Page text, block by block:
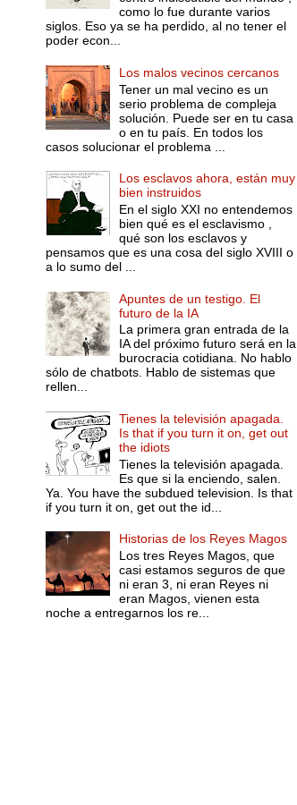
como lo fue durante varios
siglos. Eso ya se ha perdido, al no tener el
poder econ...
Los malos vecinos cercanos
Tener un mal vecino es un
serio problema de compleja
solución. Puede ser en tu casa
o en tu país. En todos los
casos solucionar el problema ...
Los esclavos ahora, están muy
bien instruidos
En el siglo XXI no entendemos
bien qué es el esclavismo ,
qué son los esclavos y
pensamos que es una cosa del siglo XVIII o
a lo sumo del ...
Apuntes de un testigo. El
futuro de la IA
La primera gran entrada de la
IA del próximo futuro será en la
burocracia cotidiana. No hablo
sólo de chatbots. Hablo de sistemas que
rellen...
Tienes la televisión apagada.
Is that if you turn it on, get out
the idiots
Tienes la televisión apagada.
Es que si la enciendo, salen.
Ya. You have the subdued television. Is that
if you turn it on, get out the id...
Historias de los Reyes Magos
Los tres Reyes Magos, que
casi estamos seguros de que
ni eran 3, ni eran Reyes ni
eran Magos, vienen esta
noche a entregarnos los re...